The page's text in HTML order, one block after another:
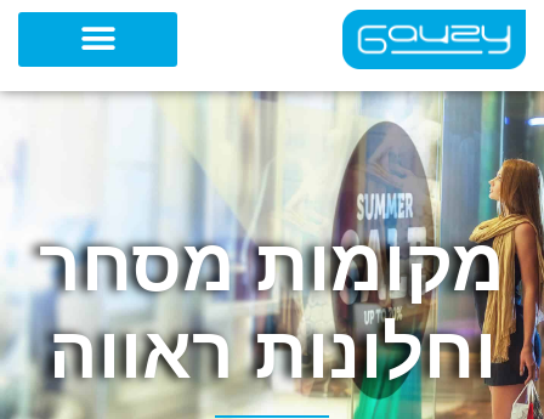
דילוג
לתוכן
מקומות מסחר
וחלונות ראווה